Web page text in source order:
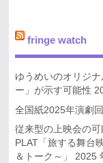
fringe watch
ゆうめいのオリジ
ー」が示す可能性
全国紙2025年演劇
従来型の上映会の
PLAT「旅する舞台
＆トーク～」
2025